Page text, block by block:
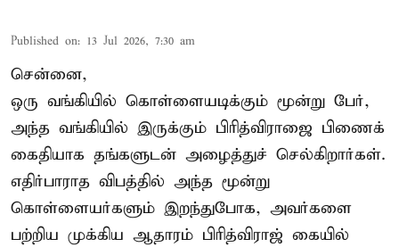
Published on: 13 Jul 2026, 7:30 am
சென்னை,
ஒரு வங்கியில் கொள்ளையடிக்கும் மூன்று பேர்,
அந்த வங்கியில் இருக்கும் பிரித்விராஜை பிணைக்
கைதியாக தங்களுடன் அழைத்துச் செல்கிறார்கள்.
எதிர்பாராத விபத்தில் அந்த மூன்று
கொள்ளையர்களும் இறந்துபோக, அவர்களை
பற்றிய முக்கிய ஆதாரம் பிரித்விராஜ் கையில்